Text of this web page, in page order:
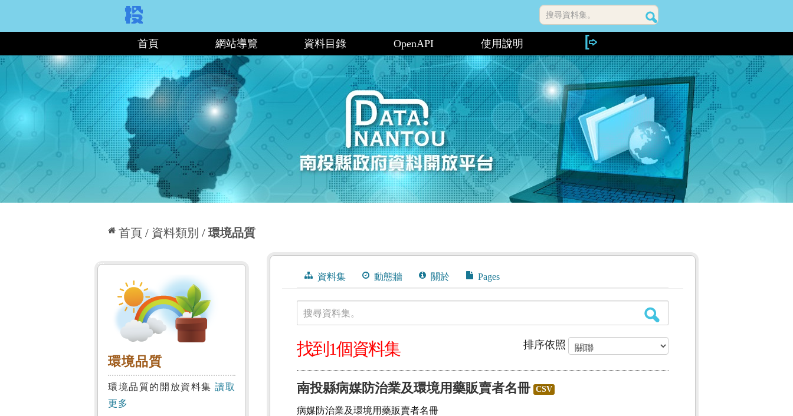
搜尋資料集。
首頁 網站導覽 資料目錄 OpenAPI 使用說明
首頁 資料類別 環境品質
環境品質
環境品質
環境品質的開放資料集讀取
更多
資料集 動態牆 關於 Pages
搜尋資料集。
排序依照
找到1個資料集
南投縣病媒防治業及環境用藥販賣者名冊 CSV
病媒防治業及環境用藥販賣者名冊